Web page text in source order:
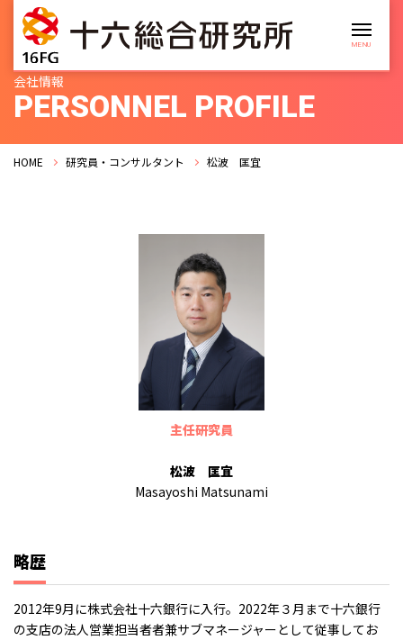
会社情報
PERSONNEL PROFILE
HOME 研究員・コンサルタント 松波 匡宜
主任研究員
松波 匡宜
Masayoshi Matsunami
略歴
2012年9月に株式会社十六銀行に入行。2022年３月まで十六銀行
の支店の法人営業担当者者兼サブマネージャーとして従事してお